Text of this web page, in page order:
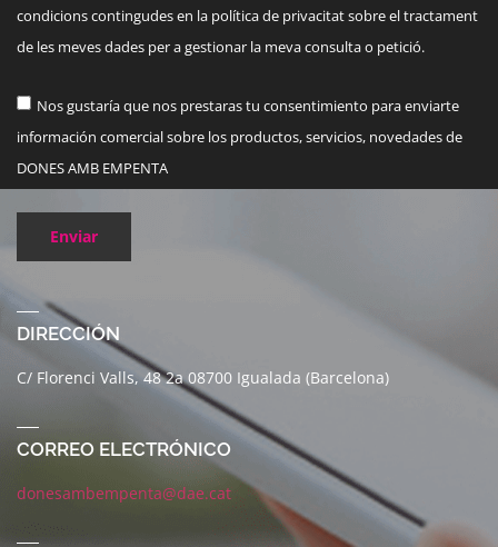
condicions contingudes en la política de privacitat sobre el tractament
de les meves dades per a gestionar la meva consulta o petició.
Nos gustaría que nos prestaras tu consentimiento para enviarte
información comercial sobre los productos, servicios, novedades de
DONES AMB EMPENTA
Enviar
DIRECCIÓN
C/ Florenci Valls, 48 2a 08700 Igualada (Barcelona)
CORREO ELECTRÓNICO
donesambempenta@dae.cat